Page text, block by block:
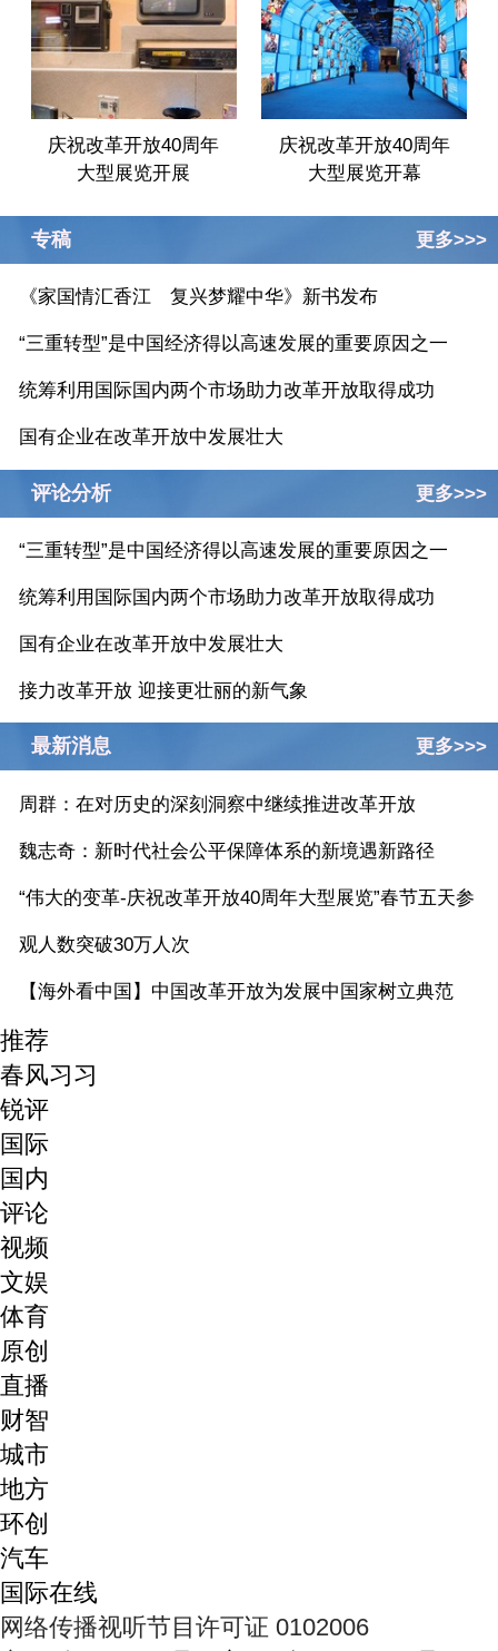
庆祝改革开放40周年
大型展览开展
庆祝改革开放40周年
大型展览开幕
更多>>>
专稿
《家国情汇香江 复兴梦耀中华》新书发布
“三重转型”是中国经济得以高速发展的重要原因之一
统筹利用国际国内两个市场助力改革开放取得成功
国有企业在改革开放中发展壮大
更多>>>
评论分析
“三重转型”是中国经济得以高速发展的重要原因之一
统筹利用国际国内两个市场助力改革开放取得成功
国有企业在改革开放中发展壮大
接力改革开放 迎接更壮丽的新气象
更多>>>
最新消息
周群：在对历史的深刻洞察中继续推进改革开放
魏志奇：新时代社会公平保障体系的新境遇新路径
​“伟大的变革-庆祝改革开放40周年大型展览”春节五天参
观人数突破30万人次
【海外看中国】中国改革开放为发展中国家树立典范
推荐
春风习习
锐评
国际
国内
评论
视频
文娱
体育
原创
直播
财智
城市
地方
环创
汽车
国际在线
网络传播视听节目许可证 0102006